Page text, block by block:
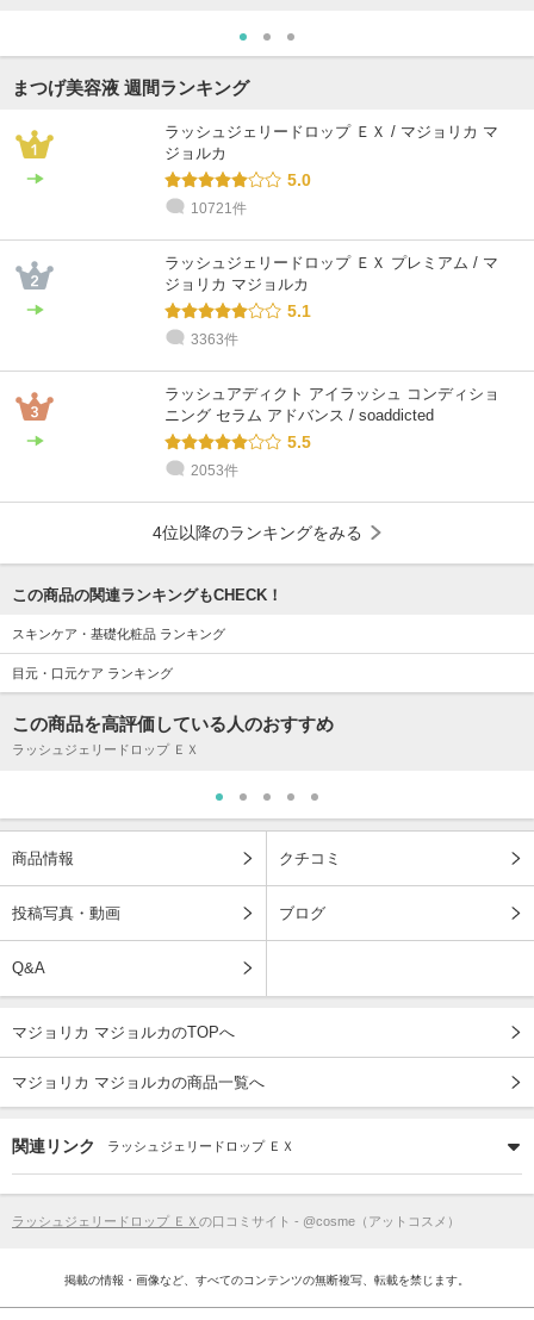
@cosme STORE スタッフ
混合肌 / 30代 / ブルベ 敏感肌 / 30代 / イエベ
@cosme STORE スタッフ
敏感肌 / 30代 / ブルベ
まつげ美容液 週間ランキング
ラッシュジェリードロップ ＥＸ / マジョリカ マ
ジョルカ
5.0
10721件
ラッシュジェリードロップ ＥＸ プレミアム / マ
ジョリカ マジョルカ
5.1
3363件
ラッシュアディクト アイラッシュ コンディショ
ニング セラム アドバンス / soaddicted
5.5
2053件
4位以降のランキングをみる
この商品の関連ランキングもCHECK！
スキンケア・基礎化粧品 ランキング
目元・口元ケア ランキング
この商品を高評価している人のおすすめ
ラッシュジェリードロップ ＥＸ
商品情報 クチコミ
投稿写真・動画 ブログ
Q&A
マジョリカ マジョルカのTOPへ
マジョリカ マジョルカの商品一覧へ
関連リンク ラッシュジェリードロップ ＥＸ
ラッシュジェリードロップ ＥＸ の口コミサイト - @cosme（アットコスメ）
掲載の情報・画像など、すべてのコンテンツの無断複写、転載を禁じます。